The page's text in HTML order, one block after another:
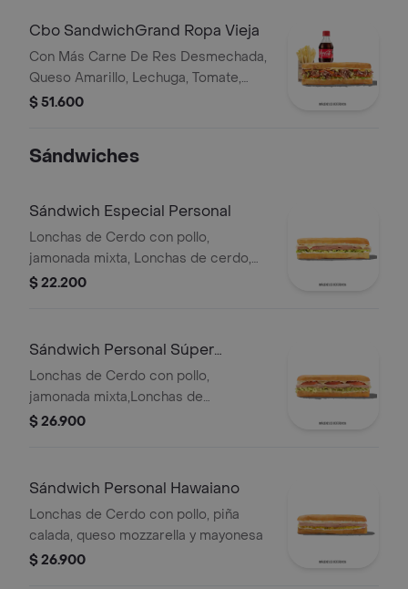
Cbo SandwichGrand Ropa Vieja
Con Más Carne De Res Desmechada,
Queso Amarillo, Lechuga, Tomate,
Pimentón, Apio, Mostaza, Salsa Bbq,
$ 51.600
Sándwiches
Sándwich Especial Personal
Lonchas de Cerdo con pollo,
jamonada mixta, Lonchas de cerdo,
cordero y res, queso mozzarella,
$ 22.200
Sándwich Personal Súper
Especial
Lonchas de Cerdo con pollo,
jamonada mixta,Lonchas de
cerdo,cordero y res,
Qbano
$ 26.900
Sándwich Personal Hawaiano
Lonchas de Cerdo con pollo, piña
calada, queso mozzarella y mayonesa
$ 26.900